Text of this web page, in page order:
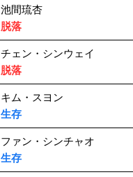
池間琉杏
脱落
チェン・シンウェイ
脱落
キム・スヨン
生存
ファン・シンチャオ
生存